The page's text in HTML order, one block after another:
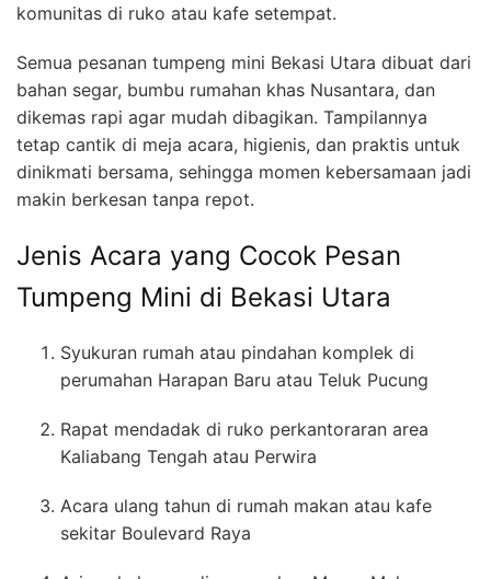
komunitas di ruko atau kafe setempat.
Semua pesanan tumpeng mini Bekasi Utara dibuat dari
bahan segar, bumbu rumahan khas Nusantara, dan
dikemas rapi agar mudah dibagikan. Tampilannya
tetap cantik di meja acara, higienis, dan praktis untuk
dinikmati bersama, sehingga momen kebersamaan jadi
makin berkesan tanpa repot.
Jenis Acara yang Cocok Pesan
Tumpeng Mini di Bekasi Utara
Syukuran rumah atau pindahan komplek di
perumahan Harapan Baru atau Teluk Pucung
Rapat mendadak di ruko perkantoraran area
Kaliabang Tengah atau Perwira
Acara ulang tahun di rumah makan atau kafe
sekitar Boulevard Raya